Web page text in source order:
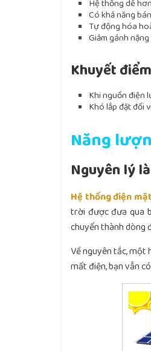
Hệ thống dễ
Có khả năng
Tự động hóa
Giảm gánh
Khuyết điểm
Khi nguồn điện
Khó lắp đặt đối
Năng
Nguyên lý
Hệ thống điện
trời được đưa qua
chuyển thành dòng
Về nguyên tắc,
mất điện, bạn vẫn